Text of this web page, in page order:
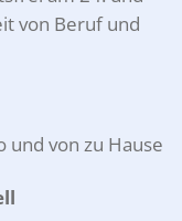
von Beruf und
von zu Hause